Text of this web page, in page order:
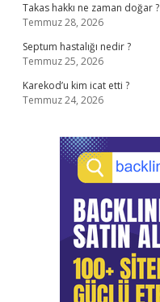
Takas hakkı ne zaman doğar ?
Temmuz 28, 2026
Septum hastalığı nedir ?
Temmuz 25, 2026
Karekod’u kim icat etti ?
Temmuz 24, 2026